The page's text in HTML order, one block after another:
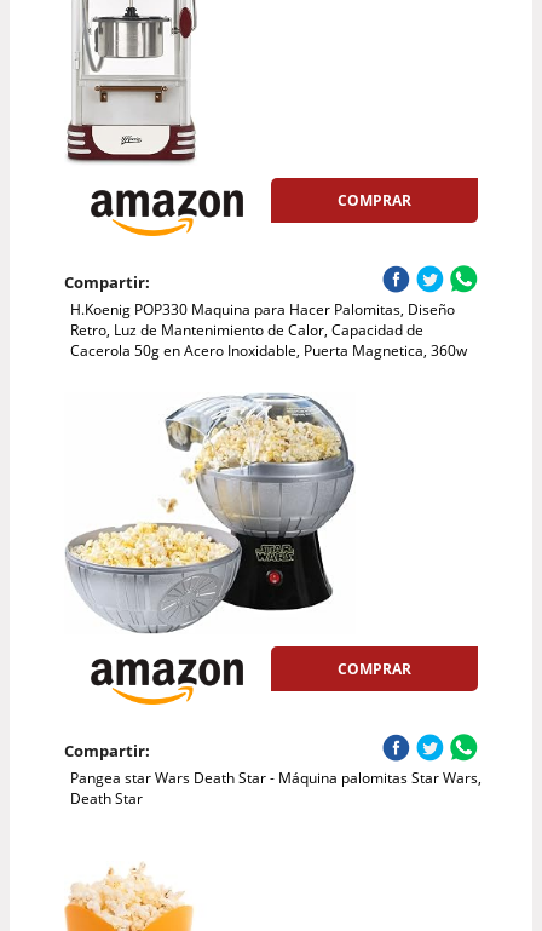
COMPRAR
Compartir:
H.Koenig POP330 Maquina para Hacer Palomitas, Diseño
Retro, Luz de Mantenimiento de Calor, Capacidad de
Cacerola 50g en Acero Inoxidable, Puerta Magnetica, 360w
COMPRAR
Compartir:
Pangea star Wars Death Star - Máquina palomitas Star Wars,
Death Star